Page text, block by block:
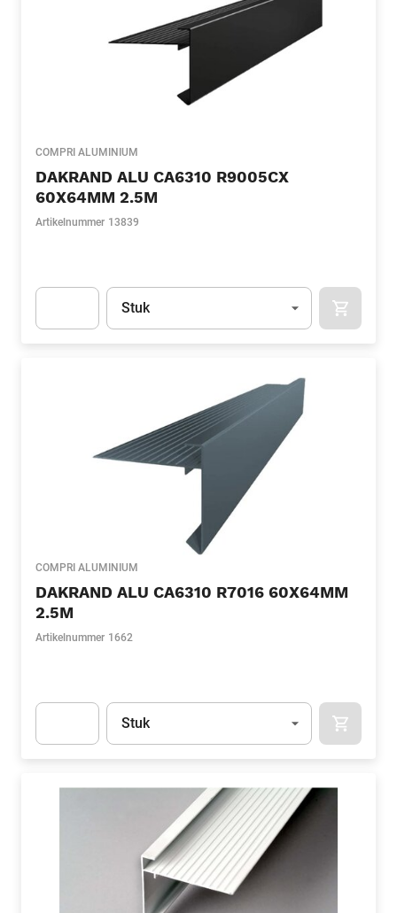
COMPRI ALUMINIUM
DAKRAND ALU CA6310 R9005CX
60X64MM 2.5M
Artikelnummer 13839
Eenheid
Stuk
COMPRI ALUMINIUM
DAKRAND ALU CA6310 R7016 60X64MM
2.5M
Artikelnummer 1662
Eenheid
Stuk